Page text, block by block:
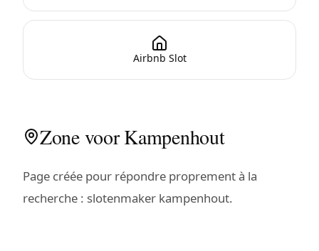
Airbnb Slot
Zone voor Kampenhout
Page créée pour répondre proprement à la
recherche : slotenmaker kampenhout.